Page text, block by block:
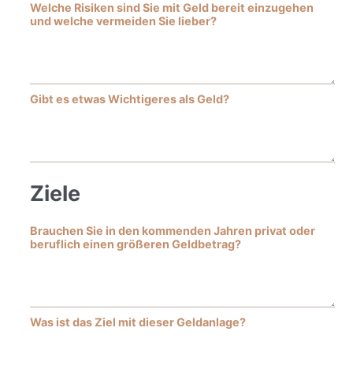
Welche Risiken sind Sie mit Geld bereit einzugehen
und welche vermeiden Sie lieber?
Gibt es etwas Wichtigeres als Geld?
Ziele
Brauchen Sie in den kommenden Jahren privat oder
beruflich einen größeren Geldbetrag?
Was ist das Ziel mit dieser Geldanlage?